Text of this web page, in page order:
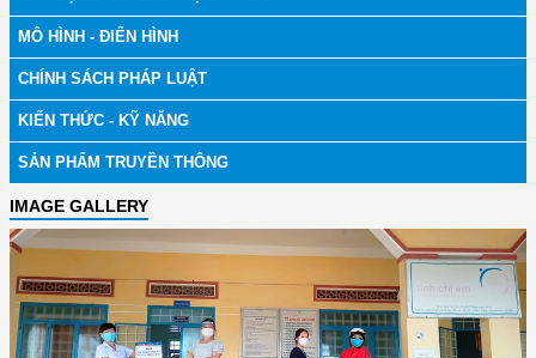
MÔ HÌNH - ĐIỂN HÌNH
CHÍNH SÁCH PHÁP LUẬT
KIẾN THỨC - KỸ NĂNG
SẢN PHẨM TRUYỀN THÔNG
IMAGE GALLERY